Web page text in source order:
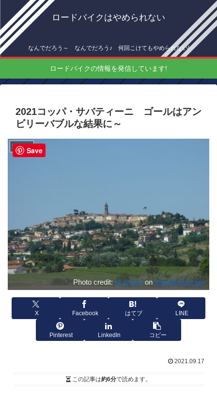
ロードバイクはやめられない
なんでだろう～ なんでだろう♪ 何回こけてもやめられない!
ロードバイクの情報を発信しています!
2021コッパ・サバティーニ ゴールはアン
ビリーバブルな結果に～
海外情報
Photo credit: ell brownon VisualHunt.com
X Facebook はてブ LINE
Pinterest LinkedIn コピー
2021.09.17
この記事は約6分で読めます。
Save